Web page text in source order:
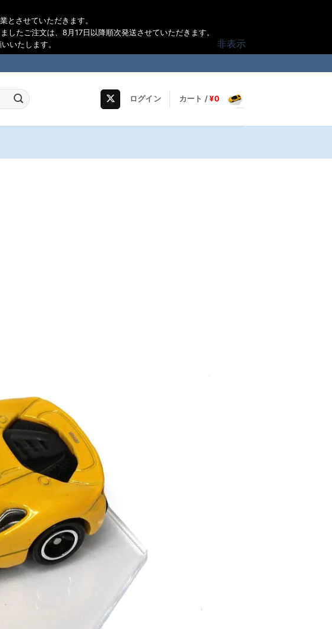
とさせていただきます。
たご注文は、8月17日以降順次発送させていただきます。
いたします。
非表示
ログイン カート /¥0